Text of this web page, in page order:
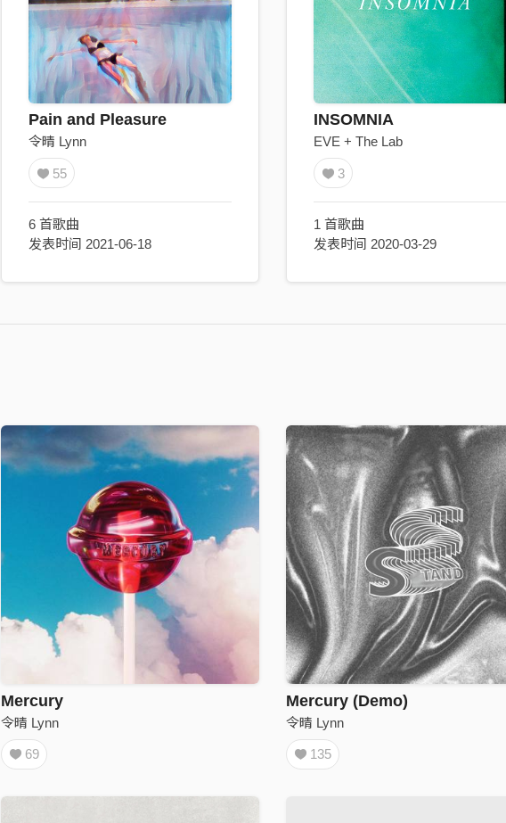
Pain and Pleasure
令晴 Lynn
55
6 首歌曲
发表时间 2021-06-18
INSOMNIA
EVE + The Lab
3
1 首歌曲
发表时间 2020-03-29
Mercury
令晴 Lynn
69
Mercury (Demo)
令晴 Lynn
135